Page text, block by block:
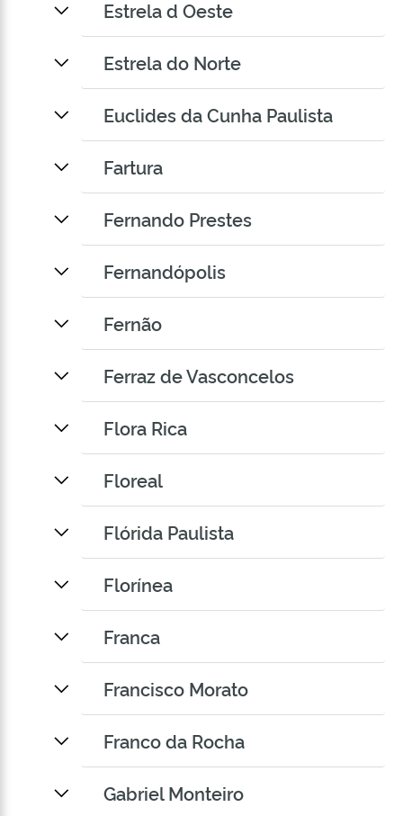
Estrela d Oeste
Estrela do Norte
Euclides da Cunha Paulista
Fartura
Fernando Prestes
Fernandópolis
Fernão
Ferraz de Vasconcelos
Flora Rica
Floreal
Flórida Paulista
Florínea
Franca
Francisco Morato
Franco da Rocha
Gabriel Monteiro